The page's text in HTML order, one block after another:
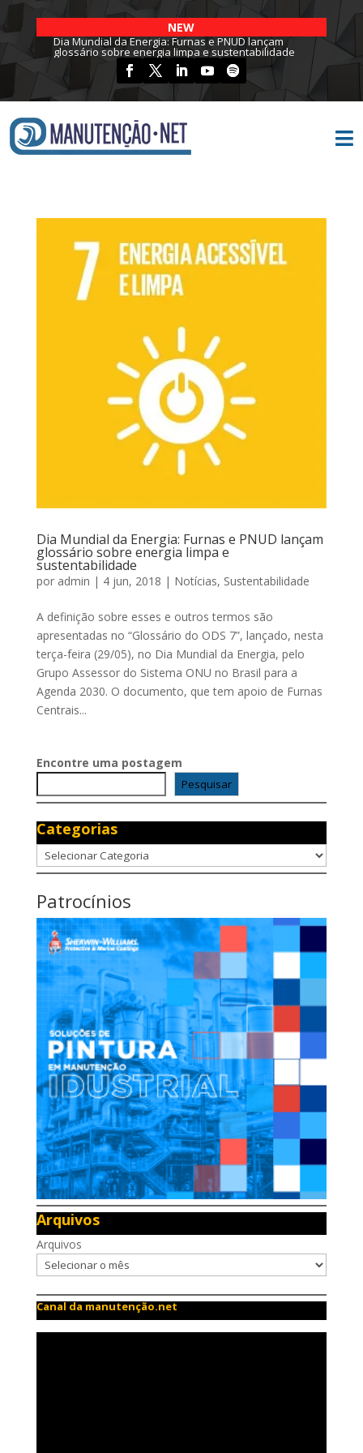
NEW
Dia Mundial da Energia: Furnas e PNUD lançam
glossário sobre energia limpa e sustentabilidade

Dia Mundial da Energia: Furnas e PNUD lançam
glossário sobre energia limpa e
sustentabilidade
por admin | 4 jun, 2018 | Notícias, Sustentabilidade
A definição sobre esses e outros termos são
apresentadas no “Glossário do ODS 7”, lançado, nesta
terça-feira (29/05), no Dia Mundial da Energia, pelo
Grupo Assessor do Sistema ONU no Brasil para a
Agenda 2030. O documento, que tem apoio de Furnas
Centrais...
Encontre uma postagem
Pesquisar
Categorias
Categorias
Patrocínios
Arquivos
Arquivos
Canal da manutenção.net